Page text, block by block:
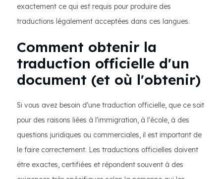
exactement ce qui est requis pour produire des
traductions légalement acceptées dans ces langues.
Comment obtenir la
traduction officielle d'un
document (et où l'obtenir)
Si vous avez besoin d'une traduction officielle, que ce soit
pour des raisons liées à l'immigration, à l'école, à des
questions juridiques ou commerciales, il est important de
le faire correctement. Les traductions officielles doivent
être exactes, certifiées et répondent souvent à des